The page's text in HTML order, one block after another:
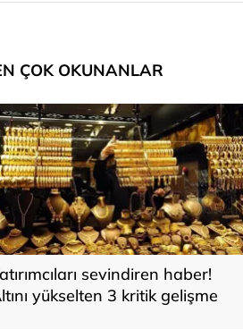
ÇOK OKUNANLAR
sevindiren haber!
yükselten 3 kritik gelişme